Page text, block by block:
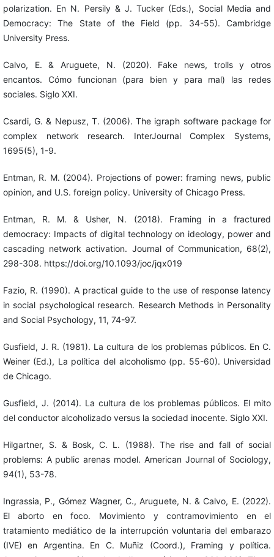
polarization. En N. Persily & J. Tucker (Eds.), Social Media and
Democracy: The State of the Field (pp. 34-55). Cambridge
University Press.
Calvo, E. & Aruguete, N. (2020). Fake news, trolls y otros
encantos. Cómo funcionan (para bien y para mal) las redes
sociales. Siglo XXI.
Csardi, G. & Nepusz, T. (2006). The igraph software package for
complex network research. InterJournal Complex Systems,
1695(5), 1-9.
Entman, R. M. (2004). Projections of power: framing news, public
opinion, and U.S. foreign policy. University of Chicago Press.
Entman, R. M. & Usher, N. (2018). Framing in a fractured
democracy: Impacts of digital technology on ideology, power and
cascading network activation. Journal of Communication, 68(2),
298-308. https://doi.org/10.1093/joc/jqx019
Fazio, R. (1990). A practical guide to the use of response latency
in social psychological research. Research Methods in Personality
and Social Psychology, 11, 74-97.
Gusfield, J. R. (1981). La cultura de los problemas públicos. En C.
Weiner (Ed.), La política del alcoholismo (pp. 55-60). Universidad
de Chicago.
Gusfield, J. (2014). La cultura de los problemas públicos. El mito
del conductor alcoholizado versus la sociedad inocente. Siglo XXI.
Hilgartner, S. & Bosk, C. L. (1988). The rise and fall of social
problems: A public arenas model. American Journal of Sociology,
94(1), 53-78.
Ingrassia, P., Gómez Wagner, C., Aruguete, N. & Calvo, E. (2022).
El aborto en foco. Movimiento y contramovimiento en el
tratamiento mediático de la interrupción voluntaria del embarazo
(IVE) en Argentina. En C. Muñiz (Coord.), Framing y política.